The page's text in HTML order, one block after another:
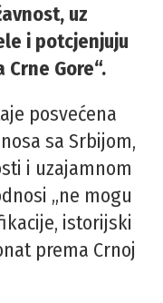
uz
i potcjenjuju
Gore“.
posvećena
sa Srbijom,
i uzajamnom
„ne mogu
istorijski
prema Crnoj